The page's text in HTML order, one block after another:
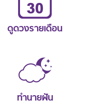
ดูดวงรายเดือน
ทำนายฝัน